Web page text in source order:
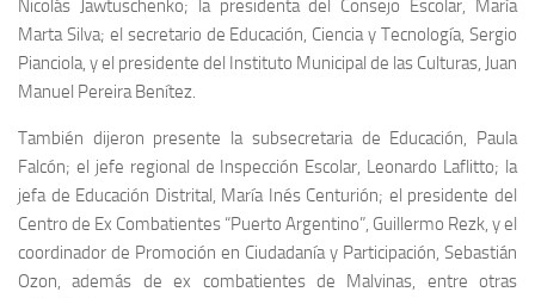
Nicolás Jawtuschenko; la presidenta del Consejo Escolar, María
Marta Silva; el secretario de Educación, Ciencia y Tecnología, Sergio
Pianciola, y el presidente del Instituto Municipal de las Culturas, Juan
Manuel Pereira Benítez.
También dijeron presente la subsecretaria de Educación, Paula
Falcón; el jefe regional de Inspección Escolar, Leonardo Laflitto; la
jefa de Educación Distrital, María Inés Centurión; el presidente del
Centro de Ex Combatientes “Puerto Argentino”, Guillermo Rezk, y el
coordinador de Promoción en Ciudadanía y Participación, Sebastián
Ozon, además de ex combatientes de Malvinas, entre otras